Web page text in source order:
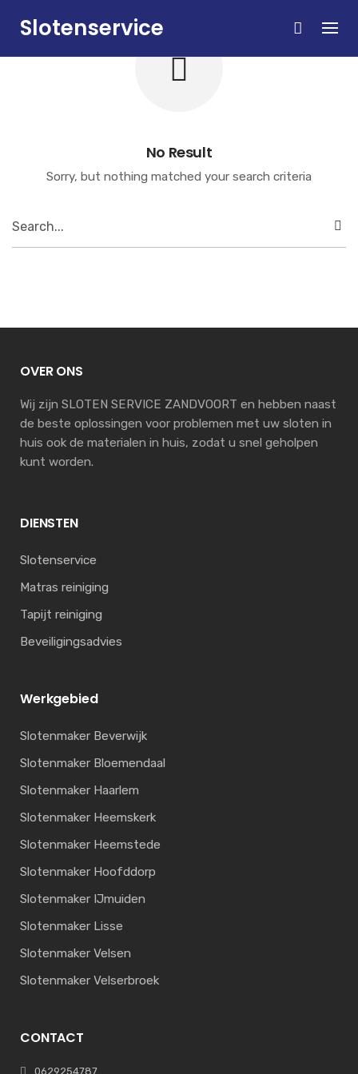
Slotenservice
No Result
Sorry, but nothing matched your search criteria
OVER ONS
Wij zijn SLOTEN SERVICE ZANDVOORT en hebben naast
de beste oplossingen voor problemen met uw sloten in
huis ook de materialen in huis, zodat u snel geholpen
kunt worden.
DIENSTEN
Slotenservice
Matras reiniging
Tapijt reiniging
Beveiligingsadvies
Werkgebied
Slotenmaker Beverwijk
Slotenmaker Bloemendaal
Slotenmaker Haarlem
Slotenmaker Heemskerk
Slotenmaker Heemstede
Slotenmaker Hoofddorp
Slotenmaker IJmuiden
Slotenmaker Lisse
Slotenmaker Velsen
Slotenmaker Velserbroek
CONTACT
0629254787